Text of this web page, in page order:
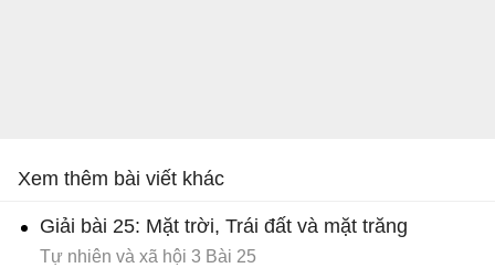
Xem thêm bài viết khác
Giải bài 25: Mặt trời, Trái đất và mặt trăng
Tự nhiên và xã hội 3 Bài 25